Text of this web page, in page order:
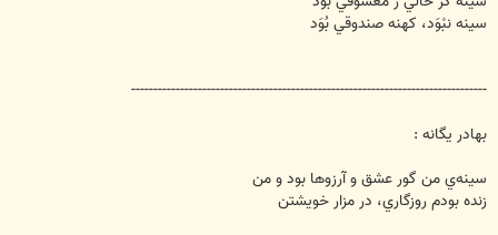
سينه نبْوَد، كهنه صندوقي بُوَد
--------------------------------------------------------------------------------
بهادر يگانه :
سينه‌ي من گور عشق و آرزوها بود و من
زنده بودم روزگاري، در مزار خويشتن